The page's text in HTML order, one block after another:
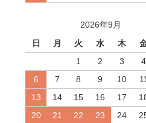
2026年9月
日
月 火 水 木
1
2 3 4
6
7 8 9 10 11
13
14 15 16 17
20
21 22 23 24